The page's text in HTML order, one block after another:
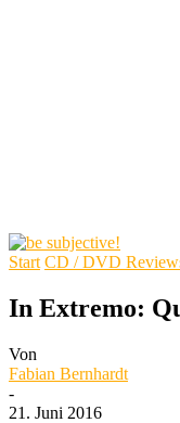
Start CD / DVD
In Extremo:
Von
Fabian Bernhardt
-
21. Juni 2016